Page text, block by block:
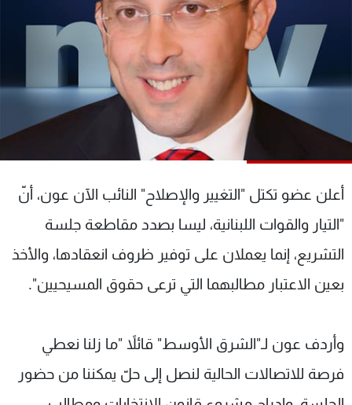
أعلن عضو تكتل "التغيير والإصلاح" النائب الآن عون، أنّ
"التيار والقوات اللبنانية، ليسا بصدد مقاطعة جلسة
التشريع، إنما يعملان على توفير ظروف انعقادها، والأخذ
بعين الاعتبار مطالبهما التي ترعى حقوق المسيحيين".
وأردف عون لـ"الشرق الأوسط" قائلاً "ما زلنا نعطي
فرصة للاتصالات الحالية لنصل إلى حلّ يمكننا من حضور
كأس العالم
البرامج
جدول البرامج
شاهد البرامج
الترددات
عن MTV
لاعلاناتكم
وظائف
شروط الإسـتخدام